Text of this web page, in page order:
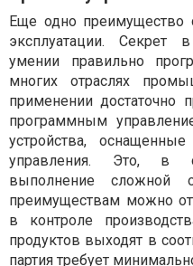
Еще одно преимущество
эксплуатации. Секрет
умении правильно
многих отраслях
применении достаточно
программным
устройства,
управления. Это, в
выполнение сложной
преимуществам можно
в контроле
продуктов выходят в
партия требует